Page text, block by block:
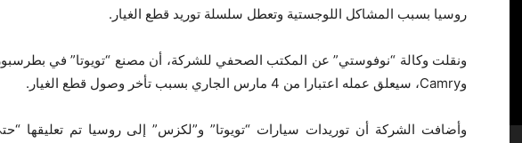
روسيا بسبب المشاكل اللوجستية وتعطل سلسلة توريد قطع الغيار.
وCamry، سيعلق عمله اعتبارا من 4 مارس الجاري بسبب تأخر وصول قطع الغيار.
وأضافت الشركة أن توريدات سيارات “تويوتا” و”لكزس” إلى روسيا تم تعليقها